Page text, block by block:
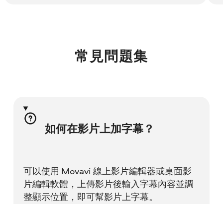
常見問題集
如何在影片上加字幕？
可以使用 Movavi 線上影片編輯器或桌面影
片編輯軟體，上傳影片後輸入字幕內容並調
整顯示位置，即可幫影片上字幕。